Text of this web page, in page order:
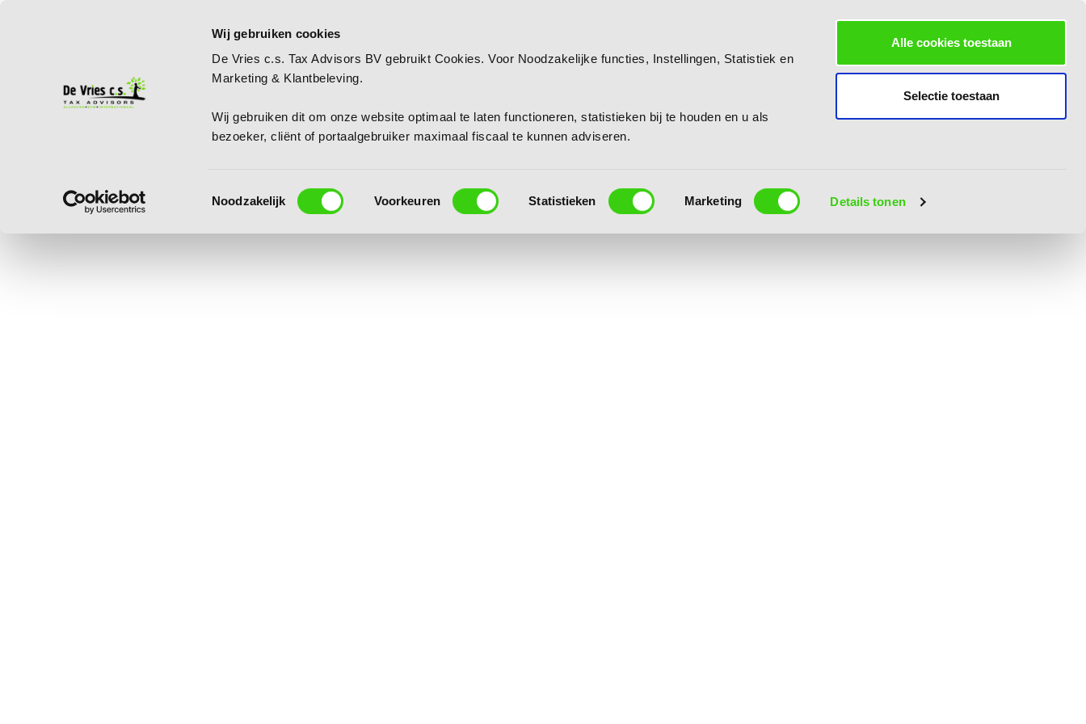
Wij gebruiken cookies
De Vries c.s. Tax Advisors BV gebruikt Cookies. Voor Noodzakelijke functies, Instellingen, Statistiek en
Marketing & Klantbeleving.
Wij gebruiken dit om onze website optimaal te laten functioneren, statistieken bij te houden en u als
bezoeker, cliënt of portaalgebruiker maximaal fiscaal te kunnen adviseren.
Toestemmingsselectie
Noodzakelijk Voorkeuren Statistieken Marketing Details tonen
Alle cookies toestaan
Selectie toestaan